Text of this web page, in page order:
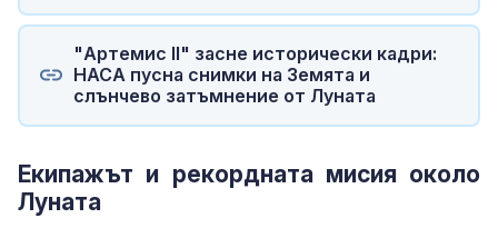
"Артемис II" засне исторически кадри:
НАСА пусна снимки на Земята и
слънчево затъмнение от Луната
Екипажът и рекордната мисия около
Луната